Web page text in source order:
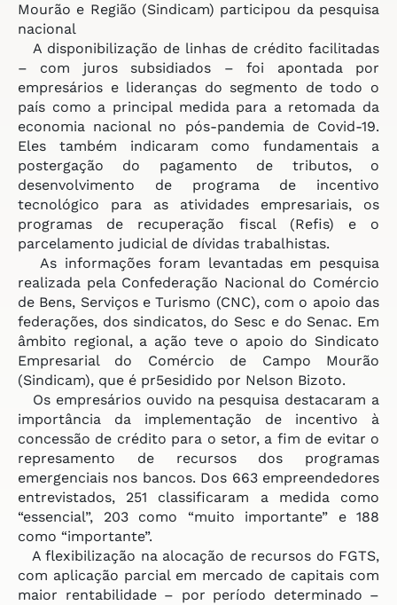
Mourão e Região (Sindicam) participou da pesquisa
nacional
A disponibilização de linhas de crédito facilitadas
– com juros subsidiados – foi apontada por
empresários e lideranças do segmento de todo o
país como a principal medida para a retomada da
economia nacional no pós-pandemia de Covid-19.
Eles também indicaram como fundamentais a
postergação do pagamento de tributos, o
desenvolvimento de programa de incentivo
tecnológico para as atividades empresariais, os
programas de recuperação fiscal (Refis) e o
parcelamento judicial de dívidas trabalhistas.
As informações foram levantadas em pesquisa
realizada pela Confederação Nacional do Comércio
de Bens, Serviços e Turismo (CNC), com o apoio das
federações, dos sindicatos, do Sesc e do Senac. Em
âmbito regional, a ação teve o apoio do Sindicato
Empresarial do Comércio de Campo Mourão
(Sindicam), que é pr5esidido por Nelson Bizoto.
Os empresários ouvido na pesquisa destacaram a
importância da implementação de incentivo à
concessão de crédito para o setor, a fim de evitar o
represamento de recursos dos programas
emergenciais nos bancos. Dos 663 empreendedores
entrevistados, 251 classificaram a medida como
“essencial”, 203 como “muito importante” e 188
como “importante”.
A flexibilização na alocação de recursos do FGTS,
com aplicação parcial em mercado de capitais com
maior rentabilidade – por período determinado –